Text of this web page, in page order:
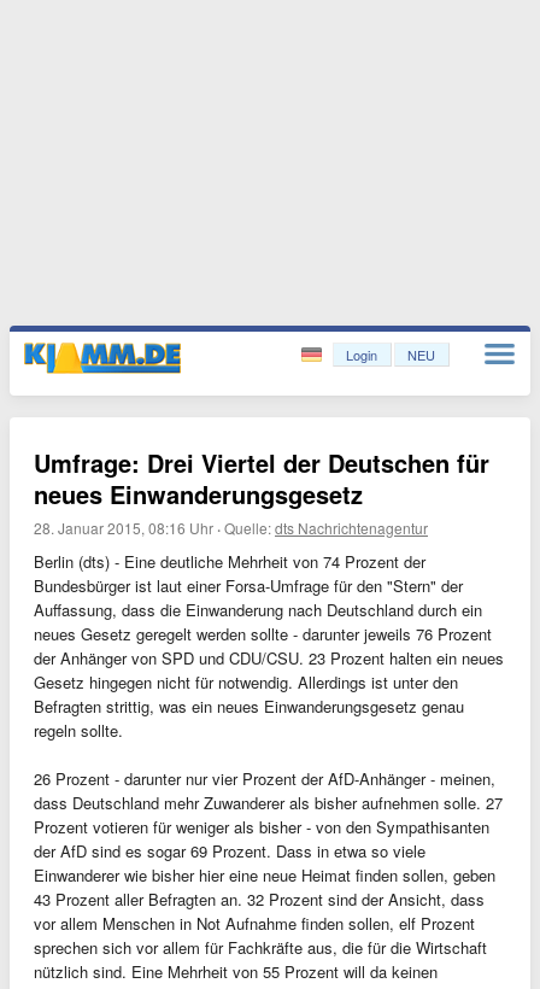
Login NEU
Umfrage: Drei Viertel der Deutschen für
neues Einwanderungsgesetz
28. Januar 2015, 08:16 Uhr ·Quelle:dts Nachrichtenagentur
Berlin (dts) - Eine deutliche Mehrheit von 74 Prozent der
Bundesbürger ist laut einer Forsa-Umfrage für den "Stern" der
Auffassung, dass die Einwanderung nach Deutschland durch ein
neues Gesetz geregelt werden sollte - darunter jeweils 76 Prozent
der Anhänger von SPD und CDU/CSU. 23 Prozent halten ein neues
Gesetz hingegen nicht für notwendig. Allerdings ist unter den
Befragten strittig, was ein neues Einwanderungsgesetz genau
regeln sollte.
26 Prozent - darunter nur vier Prozent der AfD-Anhänger - meinen,
dass Deutschland mehr Zuwanderer als bisher aufnehmen solle. 27
Prozent votieren für weniger als bisher - von den Sympathisanten
der AfD sind es sogar 69 Prozent. Dass in etwa so viele
Einwanderer wie bisher hier eine neue Heimat finden sollen, geben
43 Prozent aller Befragten an. 32 Prozent sind der Ansicht, dass
vor allem Menschen in Not Aufnahme finden sollen, elf Prozent
sprechen sich vor allem für Fachkräfte aus, die für die Wirtschaft
nützlich sind. Eine Mehrheit von 55 Prozent will da keinen